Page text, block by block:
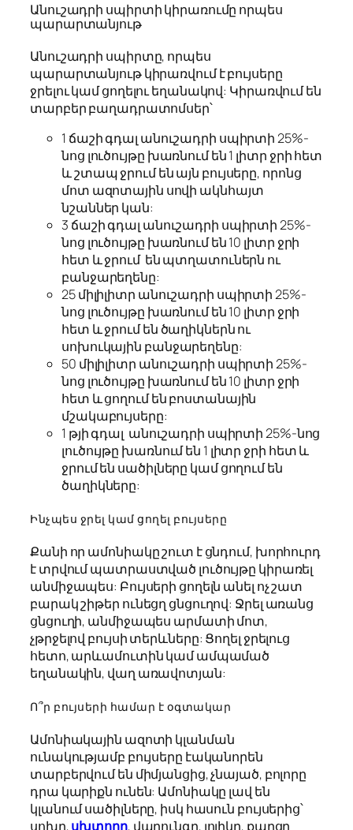
Անուշադրի սպիրտի կիրառումը որպես
պարարտանյութ
Անուշադրի սպիրտը, որպես
պարարտանյութ կիրառվում է բույսերը
ջրելու կամ ցողելու եղանակով: Կիրառվում են
տարբեր բաղադրատոմսեր՝
1 ճաշի գդալ անուշադրի սպիրտի 25%-
նոց լուծույթը խառնում են 1 լիտր ջրի հետ
և շտապ ջրում են այն բույսերը, որոնց
մոտ ազոտային սովի ակնհայտ
նշաններ կան:
3 ճաշի գդալ անուշադրի սպիրտի 25%-
նոց լուծույթը խառնում են 10 լիտր ջրի
հետ և ջրում են պտղատուներն ու
բանջարեղենը:
25 միլիլիտր անուշադրի սպիրտի 25%-
նոց լուծույթը խառնում են 10 լիտր ջրի
հետ և ջրում են ծաղիկներն ու
սոխուկային բանջարեղենը:
50 միլիլիտր անուշադրի սպիրտի 25%-
նոց լուծույթը խառնում են 10 լիտր ջրի
հետ և ցողում են բոստանային
մշակաբույսերը:
1 թյի գդալ անուշադրի սպիրտի 25%-նոց
լուծույթը խառնում են 1 լիտր ջրի հետ և
ջրում են սածիլները կամ ցողում են
ծաղիկները:
Ինչպես ջրել կամ ցողել բույսերը
Քանի որ ամոնիակը շուտ է ցնդում, խորհուրդ
է տրվում պատրաստված լուծույթը կիրառել
անմիջապես: Բույսերի ցողելն անել ոչ շատ
բարակ շիթեր ունեցղ ցնցուղով: Ջրել առանց
ցնցուղի, անմիջապես արմատի մոտ,
չթրջելով բույսի տերևները: Ցողել ջրելուց
հետո, արևամուտին կամ ամպամած
եղանակին, վաղ առավոտյան:
Ո՞ր բույսերի համար է օգտակար
Ամոնիակային ազոտի կլանման
ունակությամբ բույսերը էականորեն
տարբերվում են միմյանցից, չնայած, բոլորը
դրա կարիքն ունեն: Ամոնիակը լավ են
կլանում սածիլները, իսկ հասուն բույսերից՝
սոխը, սխտորը, վարունգը, լոլիկը, քաղցր